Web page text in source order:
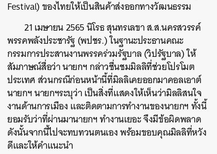
Festival) ของไทยให้เป็นสินค้าส่งออกทางวัฒนธรรม
21 เมษายน 2565 นิโรธ สุนทรเลขา ส.ส.นครสวรรค์
พรรคพลังประชารัฐ (พปชร.) ในฐานะประธานคณะ
กรรมการประสานงานพรรคร่วมรัฐบาล (วิปรัฐบาล) ให้
สัมภาษณ์สื่อว่า นายกฯ กล่าวชื่นชมมิลลิที่ช่วยโปรโมต
ประเทศ ส่วนกรณีก่อนหน้านี้ที่มิลลิเคยออกมาคอลเอาต์
นายกฯ นายกฯระบุว่า เป็นสิ่งที่แสดงให้เห็นว่ามิลลิสนใจ
งานด้านการเมือง และติดตามการทำงานของนายกฯ ทั้งนี้
ยอมรับว่าที่ผ่านมานายกฯ ทำงานเยอะ จึงมีข้อผิดพลาด
ดังนั้นจากนี้ไปจะทบทวนตนเอง พร้อมขอบคุณมิลลิที่หวัง
ดีและให้คำแนะนำ